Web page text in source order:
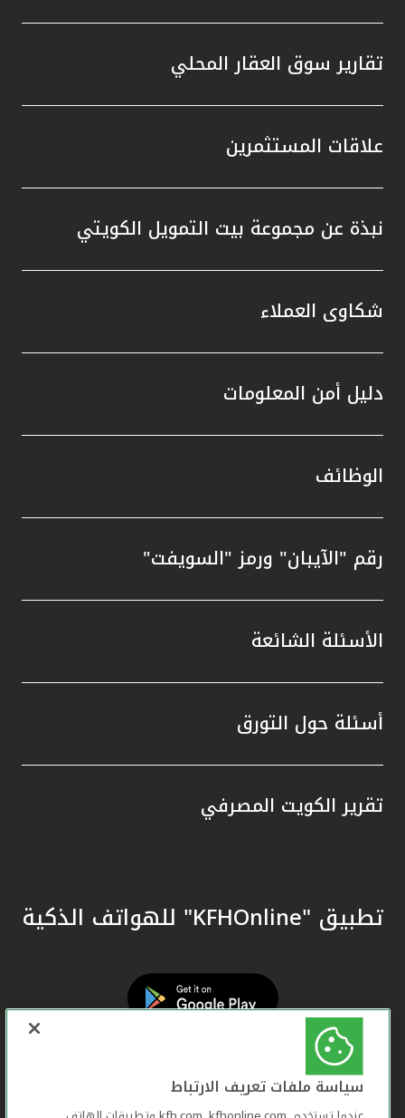
تقارير سوق العقار المحلي
علاقات المستثمرين
نبذة عن مجموعة بيت التمويل الكويتي
شكاوى العملاء
دليل أمن المعلومات
الوظائف
رقم "الآيبان" ورمز "السويفت"
الأسئلة الشائعة
أسئلة حول التورق
تقرير الكويت المصرفي
تطبيق "KFHOnline" للهواتف الذكية
سياسة ملفات تعريف الارتباط